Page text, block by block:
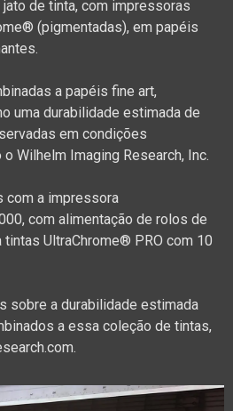
de tinta, com impressoras
(pigmentadas), em papéis
a papéis fine art,
uma durabilidade estimada de
em condições
Wilhelm Imaging Research, Inc.
com a impressora
com alimentação de rolos de
UltraChrome® PRO com 10
sobre a durabilidade estimada
a essa coleção de tintas,